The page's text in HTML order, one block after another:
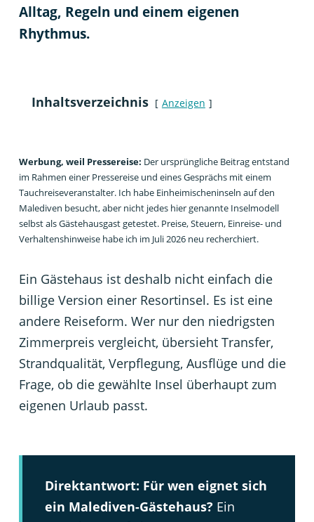
Alltag, Regeln und einem eigenen
Rhythmus.
Inhaltsverzeichnis Anzeigen
Werbung, weil Pressereise: Der ursprüngliche Beitrag entstand
im Rahmen einer Pressereise und eines Gesprächs mit einem
Tauchreiseveranstalter. Ich habe Einheimischeninseln auf den
Malediven besucht, aber nicht jedes hier genannte Inselmodell
selbst als Gästehausgast getestet. Preise, Steuern, Einreise- und
Verhaltenshinweise habe ich im Juli 2026 neu recherchiert.
Ein Gästehaus ist deshalb nicht einfach die
billige Version einer Resortinsel. Es ist eine
andere Reiseform. Wer nur den niedrigsten
Zimmerpreis vergleicht, übersieht Transfer,
Strandqualität, Verpflegung, Ausflüge und die
Frage, ob die gewählte Insel überhaupt zum
eigenen Urlaub passt.
Direktantwort: Für wen eignet sich
ein Malediven-Gästehaus?Ein